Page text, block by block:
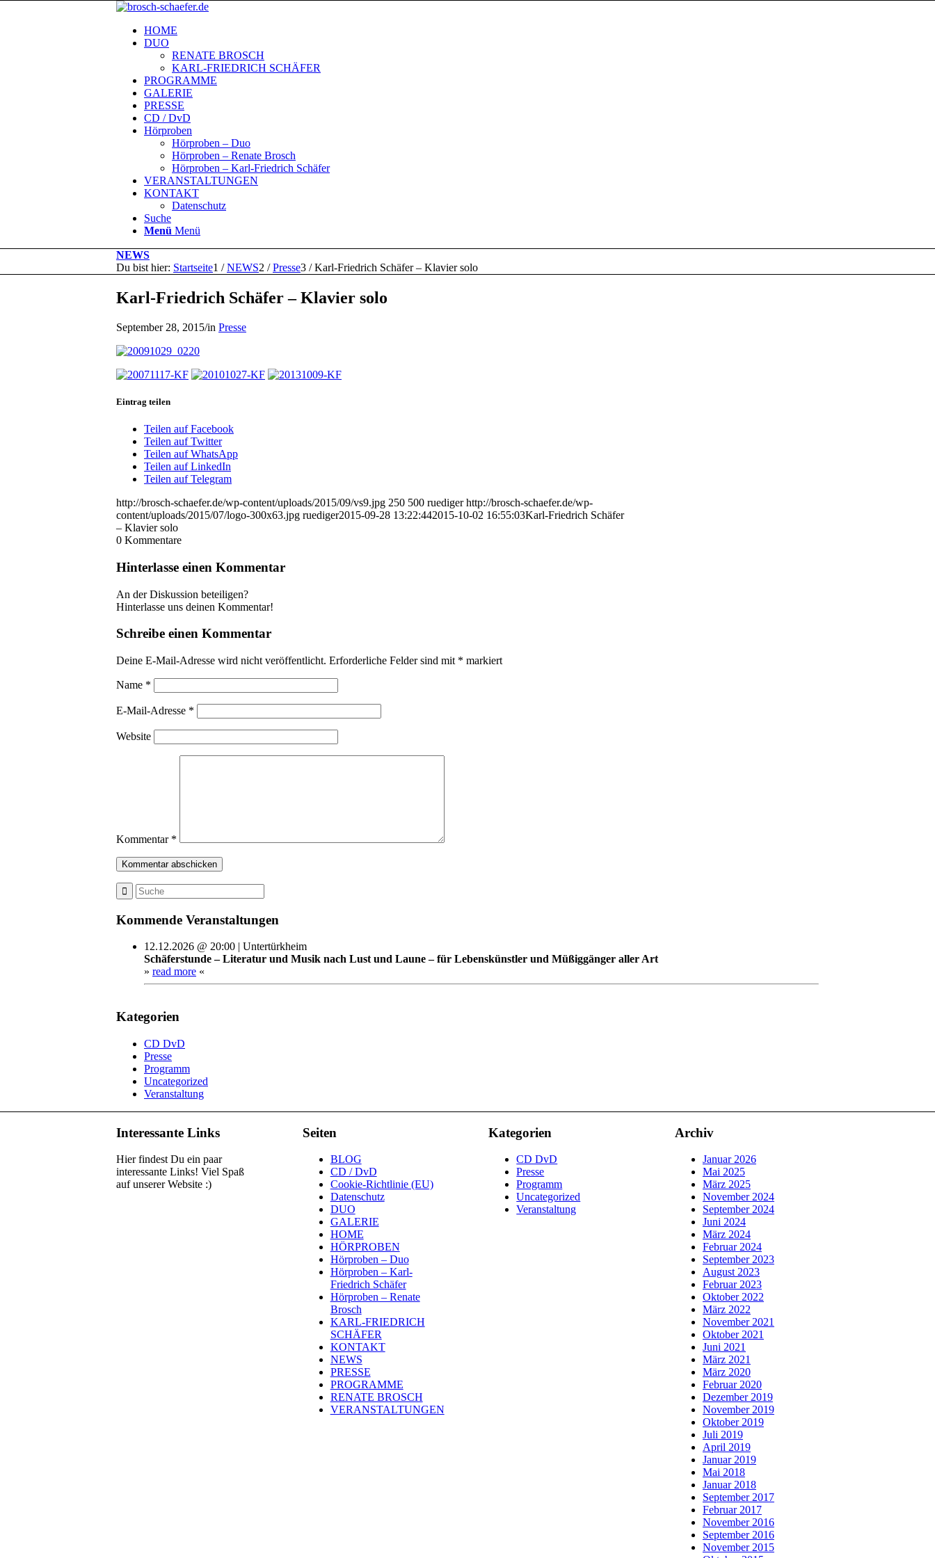
HOME
DUO
RENATE BROSCH
KARL-FRIEDRICH SCHÄFER
PROGRAMME
GALERIE
PRESSE
CD / DvD
Hörproben
Hörproben – Duo
Hörproben – Renate Brosch
Hörproben – Karl-Friedrich Schäfer
VERANSTALTUNGEN
KONTAKT
Datenschutz
Suche
Menü Menü
NEWS
Du bist hier: Startseite1 / NEWS2 / Presse3 / Karl-Friedrich Schäfer – Klavier solo
Karl-Friedrich Schäfer – Klavier solo
September 28, 2015/in Presse
Eintrag teilen
Teilen auf Facebook
Teilen auf Twitter
Teilen auf WhatsApp
Teilen auf LinkedIn
Teilen auf Telegram
http://brosch-schaefer.de/wp-content/uploads/2015/09/vs9.jpg 250 500 ruediger http://brosch-schaefer.de/wp-
content/uploads/2015/07/logo-300x63.jpg ruediger2015-09-28 13:22:442015-10-02 16:55:03Karl-Friedrich Schäfer
– Klavier solo
0 Kommentare
Hinterlasse einen Kommentar
An der Diskussion beteiligen?
Hinterlasse uns deinen Kommentar!
Schreibe einen Kommentar
Deine E-Mail-Adresse wird nicht veröffentlicht. Erforderliche Felder sind mit * markiert
Name *
E-Mail-Adresse *
Website
Kommentar *
Kommende Veranstaltungen
12.12.2026 @ 20:00 | Untertürkheim
Schäferstunde – Literatur und Musik nach Lust und Laune – für Lebenskünstler und Müßiggänger aller Art
» read more «
Kategorien
CD DvD
Presse
Programm
Uncategorized
Veranstaltung
Interessante Links
Hier findest Du ein paar
interessante Links! Viel Spaß
auf unserer Website :)
Seiten
BLOG
CD / DvD
Cookie-Richtlinie (EU)
Datenschutz
DUO
GALERIE
HOME
HÖRPROBEN
Hörproben – Duo
Hörproben – Karl-
Friedrich Schäfer
Hörproben – Renate
Brosch
KARL-FRIEDRICH
SCHÄFER
KONTAKT
NEWS
PRESSE
PROGRAMME
RENATE BROSCH
VERANSTALTUNGEN
Kategorien
CD DvD
Presse
Programm
Uncategorized
Veranstaltung
Archiv
Januar 2026
Mai 2025
März 2025
November 2024
September 2024
Juni 2024
März 2024
Februar 2024
September 2023
August 2023
Februar 2023
Oktober 2022
März 2022
November 2021
Oktober 2021
Juni 2021
März 2021
März 2020
Februar 2020
Dezember 2019
November 2019
Oktober 2019
Juli 2019
April 2019
Januar 2019
Mai 2018
Januar 2018
September 2017
Februar 2017
November 2016
September 2016
November 2015